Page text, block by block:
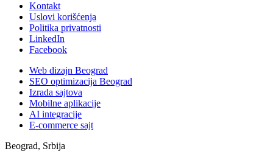
Kontakt
Uslovi korišćenja
Politika privatnosti
LinkedIn
Facebook
Web dizajn Beograd
SEO optimizacija Beograd
Izrada sajtova
Mobilne aplikacije
AI integracije
E-commerce sajt
Beograd, Srbija